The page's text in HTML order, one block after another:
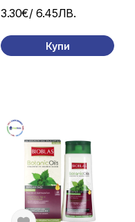
3.30€/ 6.45ЛВ.
360 мл
Купи